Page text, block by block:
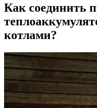
Как соединить
котлами?